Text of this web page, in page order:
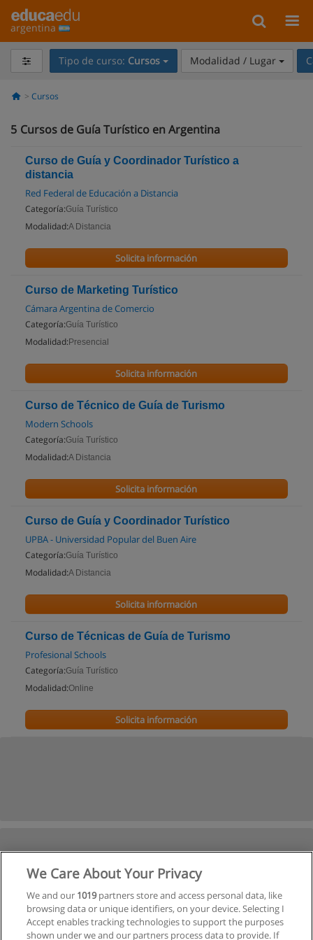
argentina
Tipo de curso: Cursos Modalidad / Lugar
Cursos
5 Cursos de Guía Turístico en Argentina
Curso de Guía y Coordinador Turístico a
distancia
Red Federal de Educación a Distancia
Categoría:Guía Turístico
Modalidad:A Distancia
Solicita información
Curso de Marketing Turístico
Cámara Argentina de Comercio
Categoría:Guía Turístico
Modalidad: Presencial
Solicita información
Curso de Técnico de Guía de Turismo
Modern Schools
Categoría:Guía Turístico
Modalidad:A Distancia
Solicita información
Curso de Guía y Coordinador Turístico
UPBA - Universidad Popular del Buen Aire
Categoría:Guía Turístico
Modalidad:A Distancia
Solicita información
Curso de Técnicas de Guía de Turismo
Profesional Schools
Categoría:Guía Turístico
Modalidad:Online
Solicita información
We Care About Your Privacy
We and our 1019partners store and access personal data, like
browsing data or unique identifiers, on your device. Selecting I
Accept enables tracking technologies to support the purposes
shown under we and our partners process data to provide. If